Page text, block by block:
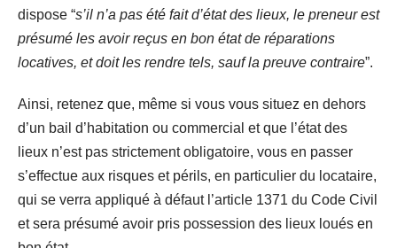
dispose “s’il n’a pas été fait d’état des lieux, le preneur est
présumé les avoir reçus en bon état de réparations
locatives, et doit les rendre tels, sauf la preuve contraire”.
Ainsi, retenez que, même si vous vous situez en dehors
d’un bail d’habitation ou commercial et que l’état des
lieux n’est pas strictement obligatoire, vous en passer
s’effectue aux risques et périls, en particulier du locataire,
qui se verra appliqué à défaut l’article 1371 du Code Civil
et sera présumé avoir pris possession des lieux loués en